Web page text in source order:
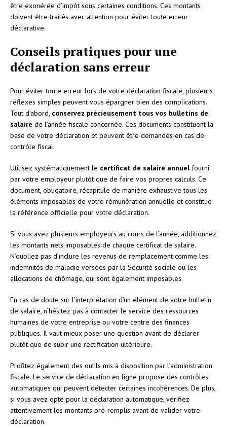
être exonérée d’impôt sous certaines conditions. Ces montants
doivent être traités avec attention pour éviter toute erreur
déclarative.
Conseils pratiques pour une
déclaration sans erreur
Pour éviter toute erreur lors de votre déclaration fiscale, plusieurs
réflexes simples peuvent vous épargner bien des complications.
Tout d’abord, conservez précieusement tous vos bulletins de
salaire de l’année fiscale concernée. Ces documents constituent la
base de votre déclaration et peuvent être demandés en cas de
contrôle fiscal.
Utilisez systématiquement le certificat de salaire annuelfourni
par votre employeur plutôt que de faire vos propres calculs. Ce
document, obligatoire, récapitule de manière exhaustive tous les
éléments imposables de votre rémunération annuelle et constitue
la référence officielle pour votre déclaration.
Si vous avez plusieurs employeurs au cours de l’année, additionnez
les montants nets imposables de chaque certificat de salaire.
N’oubliez pas d’inclure les revenus de remplacement comme les
indemnités de maladie versées par la Sécurité sociale ou les
allocations de chômage, qui sont également imposables.
En cas de doute sur l’interprétation d’un élément de votre bulletin
de salaire, n’hésitez pas à contacter le service des ressources
humaines de votre entreprise ou votre centre des finances
publiques. Il vaut mieux poser une question avant de déclarer
plutôt que de subir une rectification ultérieure.
Profitez également des outils mis à disposition par l’administration
fiscale. Le service de déclaration en ligne propose des contrôles
automatiques qui peuvent détecter certaines incohérences. De plus,
si vous avez opté pour la déclaration automatique, vérifiez
attentivement les montants pré-remplis avant de valider votre
déclaration.